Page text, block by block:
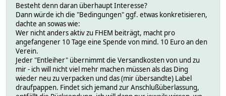
Besteht denn daran überhaupt Interesse?
Dann würde ich die "Bedingungen" ggf. etwas konkretisieren,
dachte an sowas wie:
Wer nicht anders aktiv zu FHEM beiträgt, macht pro
angefangener 10 Tage eine Spende von mind. 10 Euro an den
Verein.
Jeder "Entleiher" übernimmt die Versandkosten von und zu
mir - ich will nicht viel mehr machen müssen als das Ding
wieder neu zu verpacken und das (mir übersandte) Label
draufpappen. Findet sich jemand zur Anschlußüberlassung,